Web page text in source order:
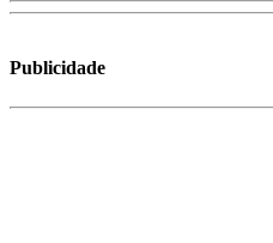
Publicidade